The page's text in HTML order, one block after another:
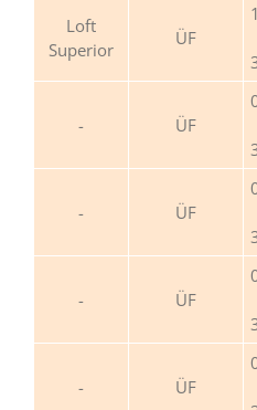
Loft
Superior
ÜF
ÜF
ÜF
ÜF
ÜF